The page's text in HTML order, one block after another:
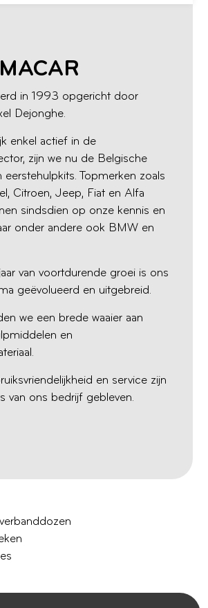
in 1993 opgericht door
Dejonghe.
enkel actief in de
zijn we nu de Belgische
eerstehulpkits. Topmerken zoals
Citroen, Jeep, Fiat en Alfa
sindsdien op onze kennis en
onder andere ook BMW en
van voortdurende groei is ons
geëvolueerd en uitgebreid.
we een brede waaier aan
en
en service zijn
van ons bedrijf gebleven.